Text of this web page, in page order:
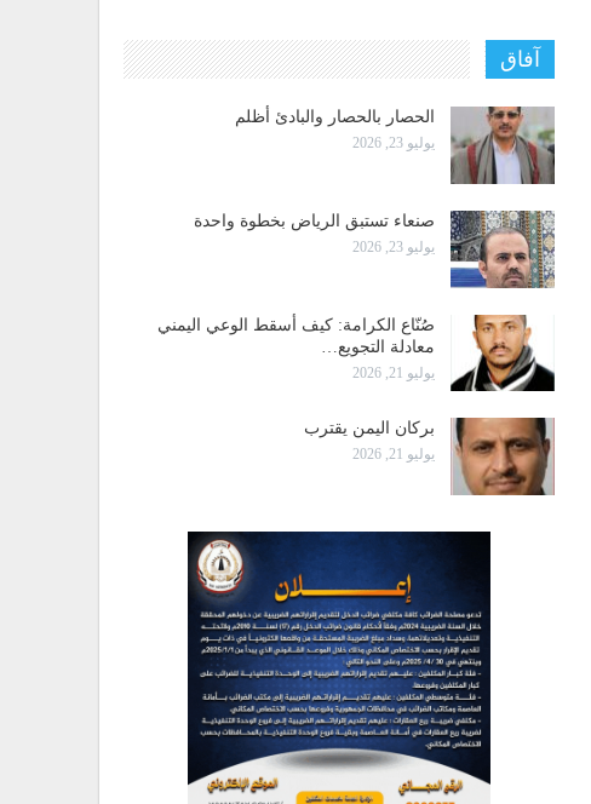
آفاق
الحصار بالحصار والبادئ أظلم
يوليو 23, 2026
صنعاء تستبق الرياض بخطوة واحدة
يوليو 23, 2026
صُنّاع الكرامة: كيف أسقط الوعي اليمني
معادلة التجويع…
يوليو 21, 2026
بركان اليمن يقترب
يوليو 21, 2026